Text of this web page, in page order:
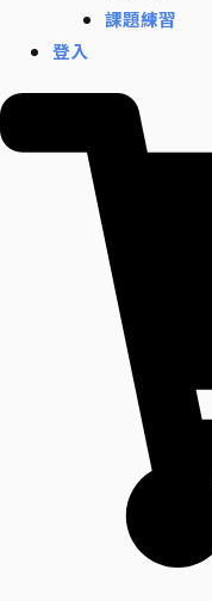
課題練習
登入